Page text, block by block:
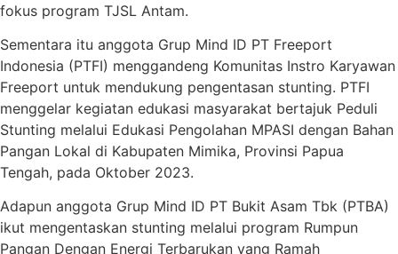
fokus program TJSL Antam.
Sementara itu anggota Grup Mind ID PT Freeport
Indonesia (PTFI) menggandeng Komunitas Instro Karyawan
Freeport untuk mendukung pengentasan stunting. PTFI
menggelar kegiatan edukasi masyarakat bertajuk Peduli
Stunting melalui Edukasi Pengolahan MPASI dengan Bahan
Pangan Lokal di Kabupaten Mimika, Provinsi Papua
Tengah, pada Oktober 2023.
Adapun anggota Grup Mind ID PT Bukit Asam Tbk (PTBA)
ikut mengentaskan stunting melalui program Rumpun
Pangan Dengan Energi Terbarukan yang Ramah